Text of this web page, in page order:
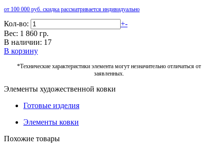
от 100 000 руб. скидка рассматривается индивидуально
Кол-во: +-
Вес: 1 860 гр.
В наличии: 17
В корзину
*Технические характеристики элемента могут незначительно отличаться от
заявленных.
Элементы художественной ковки
Готовые изделия
Элементы ковки
Похожие товары